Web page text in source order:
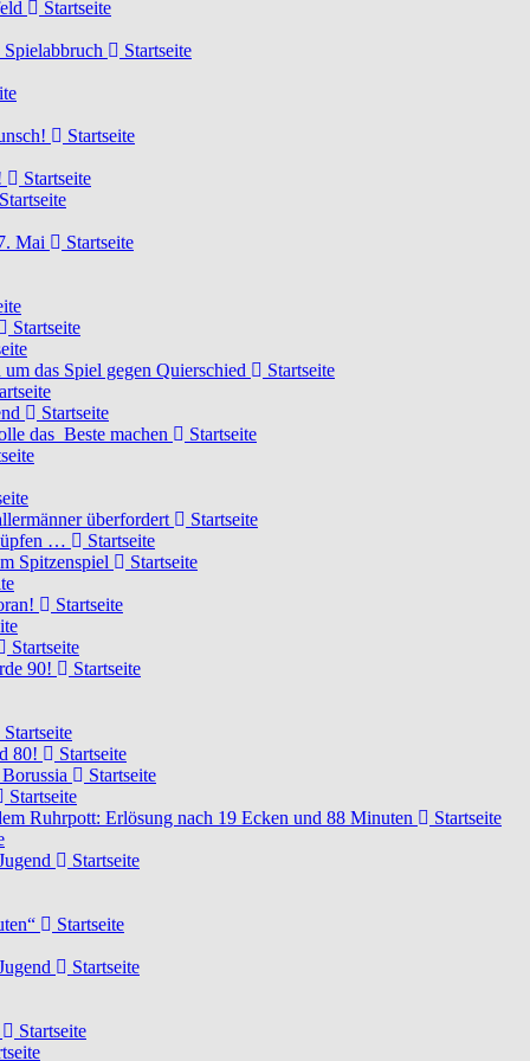
Startseite
Startseite
Startseite
Startseite
Mai Startseite
Startseite
das Spiel gegen Quierschied
Startseite
Startseite
das Beste machen
Startseite
überfordert
Startseite
…
Startseite
Spitzenspiel
Startseite
Startseite
Startseite
90!
Startseite
Startseite
80!
Startseite
Startseite
Startseite
Ruhrpott: Erlösung nach 19 Ecken und 88 Minuten
Startseite
Startseite
Startseite
Startseite
Startseite